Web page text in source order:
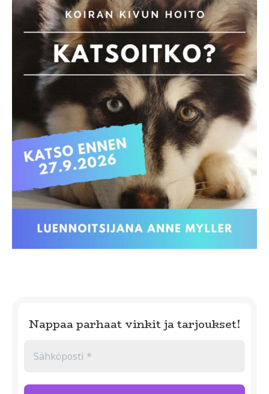
Nappaa parhaat vinkit ja tarjoukset!